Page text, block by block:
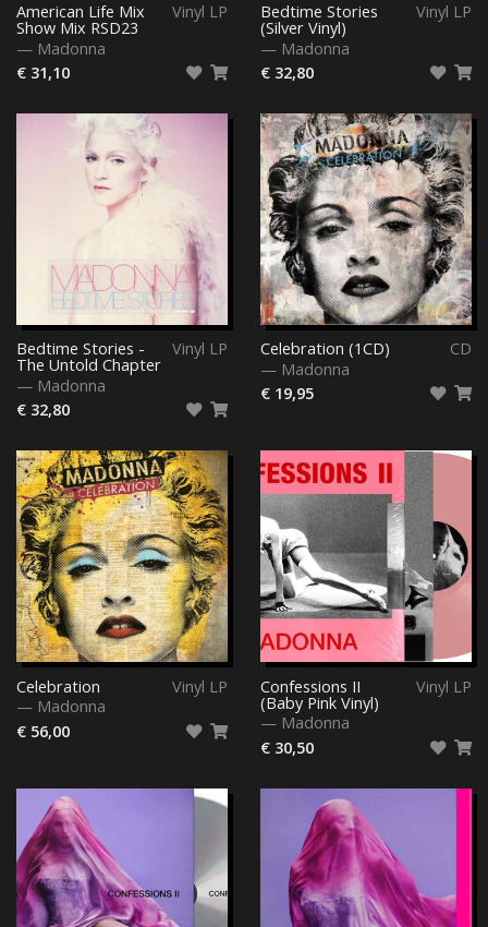
Vinyl LP
American Life Mix
Show Mix RSD23
— Madonna
€ 31,10
Vinyl LP
Bedtime Stories
(Silver Vinyl)
— Madonna
€ 32,80
Vinyl LP
Bedtime Stories -
The Untold Chapter
— Madonna
€ 32,80
CD
Celebration (1CD)
— Madonna
€ 19,95
Vinyl LP
Celebration
— Madonna
€ 56,00
Vinyl LP
Confessions II
(Baby Pink Vinyl)
— Madonna
€ 30,50